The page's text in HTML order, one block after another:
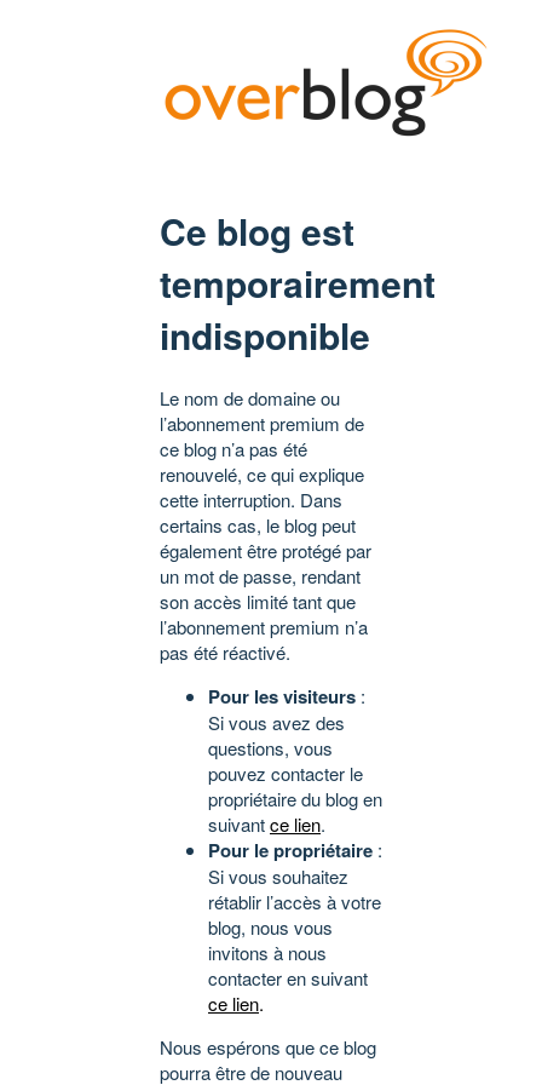
Ce blog est
temporairement
indisponible
Le nom de domaine ou
l’abonnement premium de
ce blog n’a pas été
renouvelé, ce qui explique
cette interruption. Dans
certains cas, le blog peut
également être protégé par
un mot de passe, rendant
son accès limité tant que
l’abonnement premium n’a
pas été réactivé.
Pour les visiteurs :
Si vous avez des
questions, vous
pouvez contacter le
propriétaire du blog en
suivantce lien.
Pour le propriétaire :
Si vous souhaitez
rétablir l’accès à votre
blog, nous vous
invitons à nous
contacter en suivant
ce lien.
Nous espérons que ce blog
pourra être de nouveau